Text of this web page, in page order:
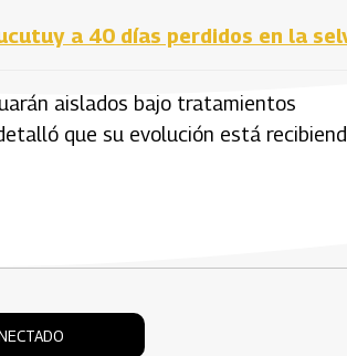
a 40 días perdidos en la
aislados bajo tratamientos
que su evolución está